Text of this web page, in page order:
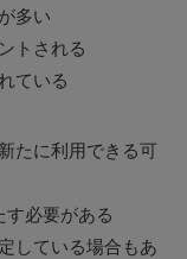
多い
トされる
ている
たに利用できる可
必要がある
している場合もあ